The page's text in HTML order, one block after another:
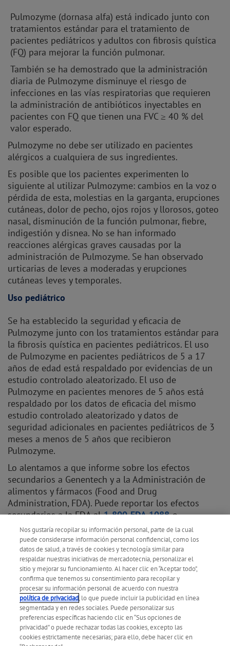
Pulmozyme (dornasa alfa) está indicado junto con
tratamientos estándar para el tratamiento de
pacientes pediátricos y adultos con fibrosis quística
(FQ) para mejorar la función pulmonar.
También se ha demostrado que la administración
diaria de Pulmozyme disminuye el riesgo de
infecciones en las vías respiratorias que requieren
la administración de antibióticos inyectables en
pacientes con FQ que tienen una FVC ≥ 40 % del
valor esperado.
Pulmozyme no debe ser utilizado en pacientes
alérgicos a cualquiera de sus ingredientes.
Es posible que los pacientes experimenten lo
siguiente al utilizar Pulmozyme: cambios en la voz o
pérdida de esta, molestias en la garganta, erupciones
cutáneas, dolor de pecho, ojos rojos y llorosos, goteo
nasal, disminución de la función pulmonar, fiebre,
indigestión y disnea. No se han informado
reacciones alérgicas graves causadas por la
administración de Pulmozyme. Se han observado
urticarias de leves a moderadas y erupciones
cutáneas leves y temporales.
Uso pediátrico
Se ha establecido la seguridad y eficacia de
Pulmozyme junto con los tratamientos estándar para
la fibrosis quística en pacientes pediátricos. El uso
de Pulmozyme en pacientes pediátricos de 5 a 17
años de edad está respaldado por evidencias de un
estudio controlado aleatorizado. El uso de
Pulmozyme en pacientes menores de 5 años está
respaldado por los datos de eficacia del mismo
estudio controlado aleatorizado y datos de
seguridad adicionales en pacientes pediátricos de 3
meses a menos de 5 años que recibieron
Pulmozyme.
Lo alentamos a que informe sobre los efectos
secundarios a Genentech y a la Administración de
alimentos y fármacos (Food and Drug
Administration, FDA). Puede reportar los efectos
secundarios a la FDA al1-800-FDA-1088o
www.fda.gov/medwatch
. También puede reportar
los efectos secundarios a Genentech al1-888-835-
2555.
Para obtener más información, consulte toda la
Información sobre prescripciónde Pulmozyme.
Nos gustaría recopilar su información personal, parte de la cual
puede considerarse información personal confidencial, como los
datos de salud, a través de cookies y tecnología similar para
respaldar nuestras iniciativas de mercadotecnia, personalizar el
sitio y mejorar su funcionamiento. Al hacer clic en “Aceptar todo",
confirma que tenemos su consentimiento para recopilar y
procesar su información personal de acuerdo con nuestra
política de privacidad, lo que puede incluir la publicidad en línea
segmentada y en redes sociales. Puede personalizar sus
preferencias específicas haciendo clic en “Sus opciones de
privacidad" o puede rechazar todas las cookies, excepto las
cookies estrictamente necesarias; para ello, debe hacer clic en